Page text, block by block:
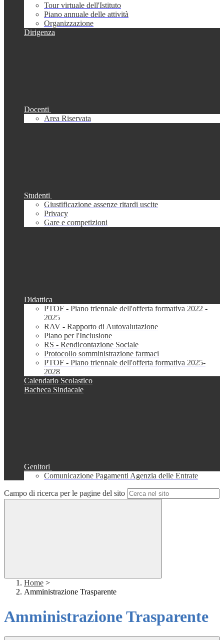
Tour virtuale dell'Istituto
Piano annuale delle attività
Organizzazione
Dirigenza
Docenti
Area Riservata
Studenti
Giustificazione assenze ritardi uscite
Privacy
Gare e competizioni
Didattica
PTOF - Piano triennale dell'offerta formativa 2022 -
2025
RAV - Rapporto di Autovalutazione
Piano per l'Inclusione
RS - Rendicontazione Sociale
Protocollo somministrazione farmaci
PTOF - Piano triennale dell'offerta formativa 2025-
2028
Calendario Scolastico
Bacheca Sindacale
Genitori
Comunicazione Pagamenti Agenzia delle Entrate
Campo di ricerca per le pagine del sito
Home >
Amministrazione Trasparente
Amministrazione Trasparente